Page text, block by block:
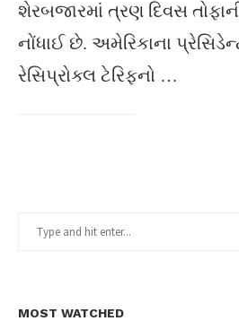
શેરબજારમાં ત્રણ દિવસ
નોંધાઈ છે. અમેરિકાના
રેસિપ્રોક્લ ટેરિફનો …
MOST WATCHED